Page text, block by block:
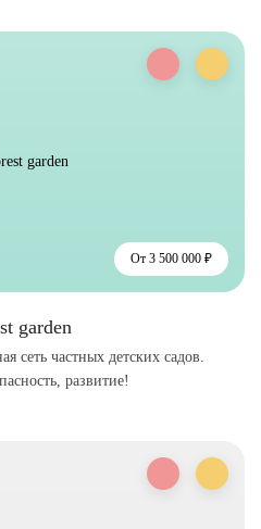
От 3 500 000 ₽
garden
сеть частных детских садов.
развитие!